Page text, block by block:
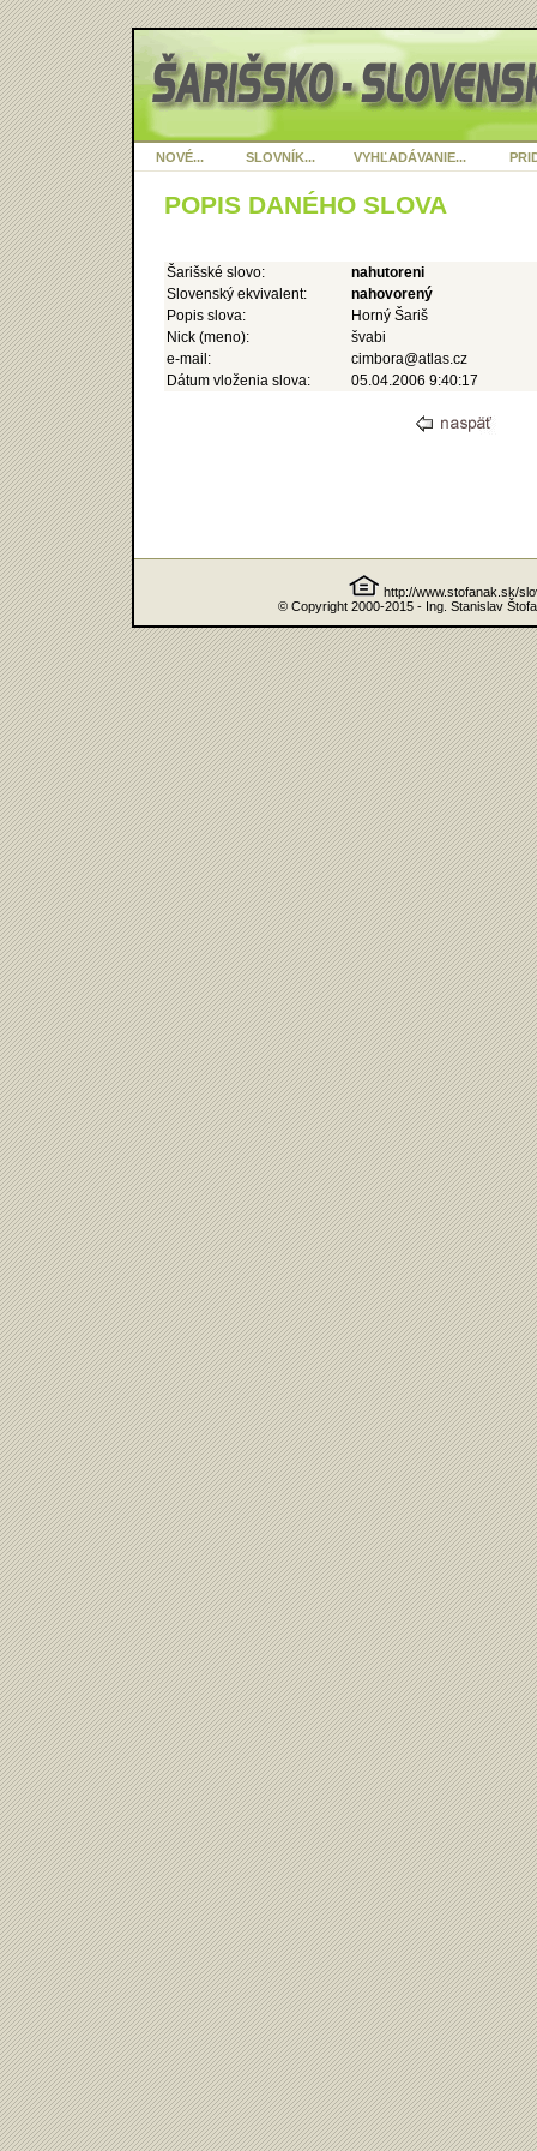
NOVÉ... SLOVNÍK... VYHĽADÁVANIE...
POPIS DANÉHO SLOVA
Šarišské slovo:
nahutoreni
Slovenský ekvivalent:
nahovorený
Popis slova:
Horný Šariš
Nick (meno):
švabi
e-mail:
cimbora@atlas.cz
Dátum vloženia slova:
05.04.2006 9:40:17
http://www.stofanak.sk/
© Copyright 2000-2015 - Ing. Stanislav